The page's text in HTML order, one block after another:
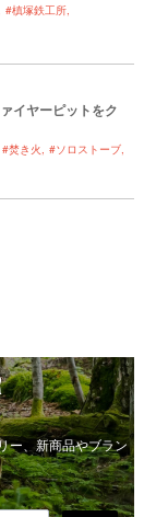
#槙塚鉄工所
イヤーピットをク
#焚き火 #ソロストーブ
ー、新商品やブラン